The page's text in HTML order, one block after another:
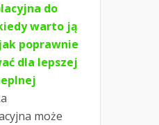
do
warto ją
poprawnie
dla lepszej
może